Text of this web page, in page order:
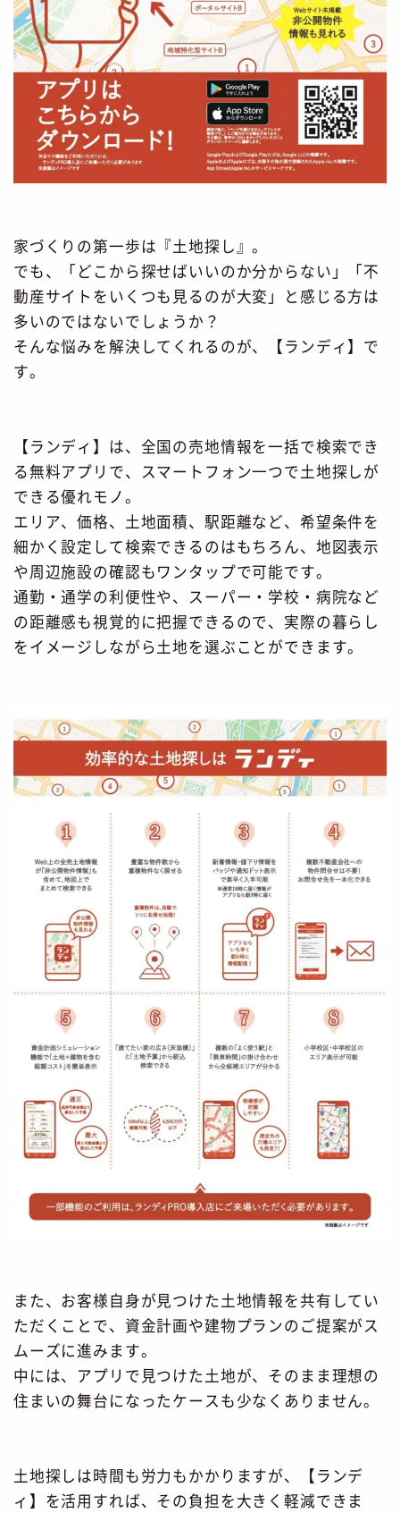
家づくりの第一歩は『土地探し』。
でも、「どこから探せばいいのか分からない」「不
動産サイトをいくつも見るのが大変」と感じる方は
多いのではないでしょうか？
そんな悩みを解決してくれるのが、【ランディ】で
す。
【ランディ】は、全国の売地情報を一括で検索でき
る無料アプリで、スマートフォン一つで土地探しが
できる優れモノ。
エリア、価格、土地面積、駅距離など、希望条件を
細かく設定して検索できるのはもちろん、地図表示
や周辺施設の確認もワンタップで可能です。
通勤・通学の利便性や、スーパー・学校・病院など
の距離感も視覚的に把握できるので、実際の暮らし
をイメージしながら土地を選ぶことができます。
また、お客様自身が見つけた土地情報を共有してい
ただくことで、資金計画や建物プランのご提案がス
ムーズに進みます。
中には、アプリで見つけた土地が、そのまま理想の
住まいの舞台になったケースも少なくありません。
土地探しは時間も労力もかかりますが、【ランデ
ィ】を活用すれば、その負担を大きく軽減できま